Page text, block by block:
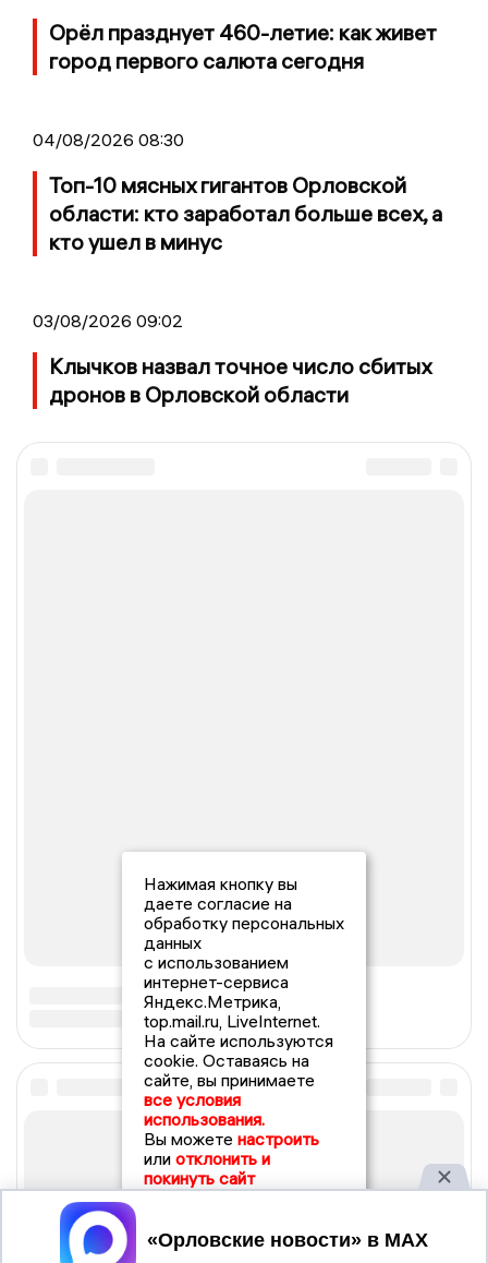
Орёл празднует 460-летие: как живет
город первого салюта сегодня
04/08/2026 08:30
Топ-10 мясных гигантов Орловской
области: кто заработал больше всех, а
кто ушел в минус
03/08/2026 09:02
Клычков назвал точное число сбитых
дронов в Орловской области
Нажимая кнопку вы
даете согласие на
обработку персональных
данных
с использованием
интернет-сервиса
Яндекс.Метрика,
top.mail.ru, LiveInternet.
На сайте используются
cookie. Оставаясь на
сайте, вы принимаете
все условия
использования.
Вы можете настроить
или отклонить и
покинуть сайт
Принять